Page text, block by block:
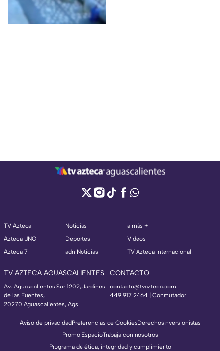
TV Azteca
Azteca UNO
Azteca 7
Noticias
Deportes
adn Noticias
a más +
Videos
TV Azteca Internacional
TV AZTECA AGUASCALIENTES
Av. Aguascalientes Sur 1202, Jardines
de las Fuentes,
20270 Aguascalientes, Ags.
CONTACTO
contacto@tvazteca.com
449 917 2464 | Conmutador
Aviso de privacidadPreferencias de CookiesDerechosInversionistas
Promo EspacioTrabaja con nosotros
Programa de ética, integridad y cumplimiento